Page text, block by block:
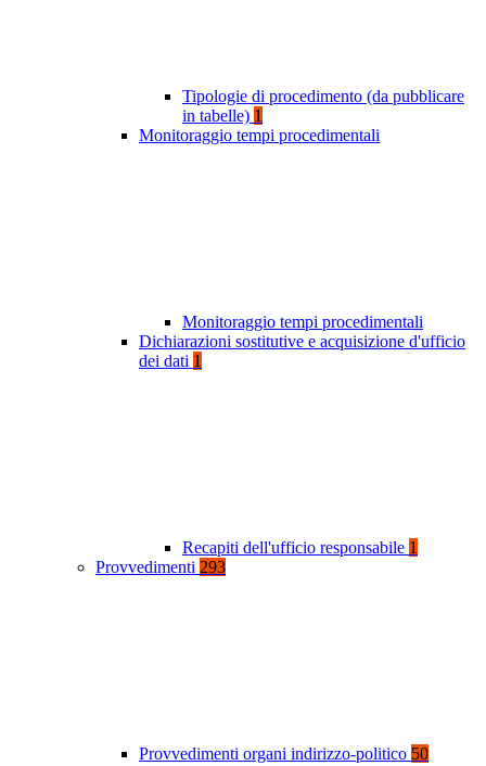
Tipologie di procedimento (da pubblicare
in tabelle) 1
Monitoraggio tempi procedimentali
Monitoraggio tempi procedimentali
Dichiarazioni sostitutive e acquisizione d'ufficio
dei dati 1
Recapiti dell'ufficio responsabile 1
Provvedimenti 293
Provvedimenti organi indirizzo-politico 50